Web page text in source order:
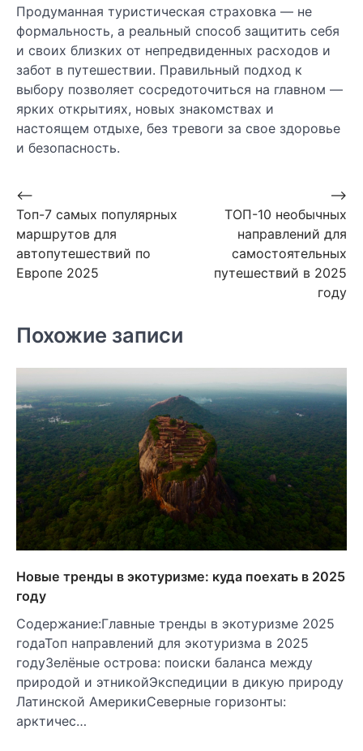
Продуманная туристическая страховка — не
формальность, а реальный способ защитить себя
и своих близких от непредвиденных расходов и
забот в путешествии. Правильный подход к
выбору позволяет сосредоточиться на главном —
ярких открытиях, новых знакомствах и
настоящем отдыхе, без тревоги за свое здоровье
и безопасность.
Навигация
по
записям
⟵
Топ-7 самых популярных
маршрутов для
автопутешествий по
Европе 2025
ТОП-10 необычных
направлений для
самостоятельных
путешествий в 2025
году
⟶
Похожие записи
Новые тренды в экотуризме: куда поехать в 2025
году
Содержание:Главные тренды в экотуризме 2025
годаТоп направлений для экотуризма в 2025
годуЗелёные острова: поиски баланса между
природой и этникойЭкспедиции в дикую природу
Латинской АмерикиСеверные горизонты:
арктичес…